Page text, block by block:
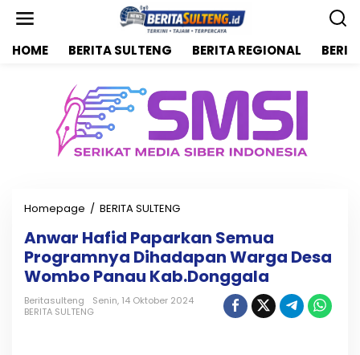
HOME BERITA SULTENG BERITA REGIONAL
Homepage / BERITA SULTENG
w
a
r
H
a
Anwar Hafid Paparkan Semua
Programnya Dihadapan Warga Desa
Wombo Panau Kab.Donggala
Beritasulteng
Senin, 14 Oktober 2024
BERITA SULTENG